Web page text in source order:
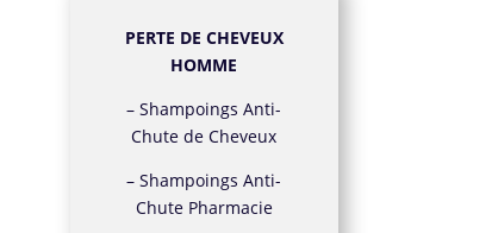
PERTE DE CHEVEUX
HOMME
–Shampoings Anti-
Chute de Cheveux
–Shampoings Anti-
Chute Pharmacie